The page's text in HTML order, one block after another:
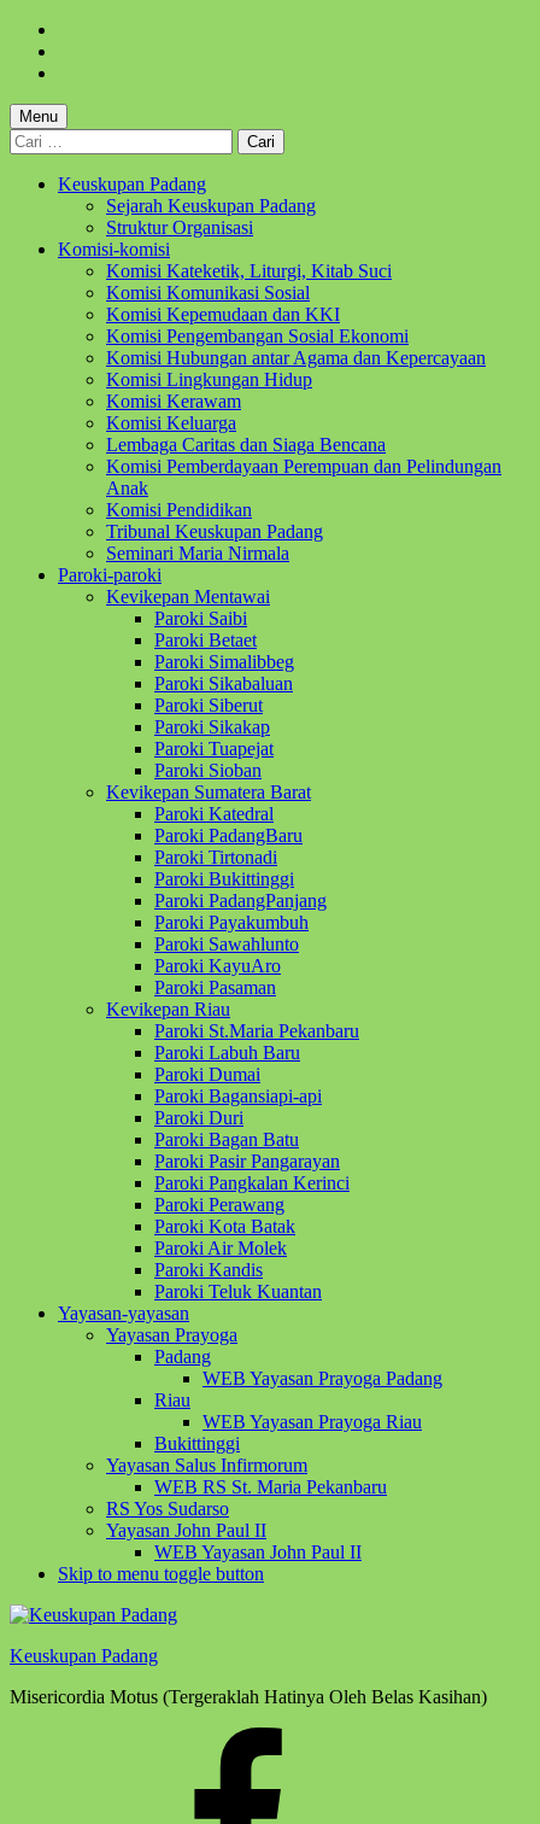
content
footer
Menu
Cari
untuk:
Keuskupan Padang
Sejarah Keuskupan Padang
Struktur Organisasi
Komisi-komisi
Komisi Kateketik, Liturgi, Kitab Suci
Komisi Komunikasi Sosial
Komisi Kepemudaan dan KKI
Komisi Pengembangan Sosial Ekonomi
Komisi Hubungan antar Agama dan Kepercayaan
Komisi Lingkungan Hidup
Komisi Kerawam
Komisi Keluarga
Lembaga Caritas dan Siaga Bencana
Komisi Pemberdayaan Perempuan dan Pelindungan
Anak
Komisi Pendidikan
Tribunal Keuskupan Padang
Seminari Maria Nirmala
Paroki-paroki
Kevikepan Mentawai
Paroki Saibi
Paroki Betaet
Paroki Simalibbeg
Paroki Sikabaluan
Paroki Siberut
Paroki Sikakap
Paroki Tuapejat
Paroki Sioban
Kevikepan Sumatera Barat
Paroki Katedral
Paroki PadangBaru
Paroki Tirtonadi
Paroki Bukittinggi
Paroki PadangPanjang
Paroki Payakumbuh
Paroki Sawahlunto
Paroki KayuAro
Paroki Pasaman
Kevikepan Riau
Paroki St.Maria Pekanbaru
Paroki Labuh Baru
Paroki Dumai
Paroki Bagansiapi-api
Paroki Duri
Paroki Bagan Batu
Paroki Pasir Pangarayan
Paroki Pangkalan Kerinci
Paroki Perawang
Paroki Kota Batak
Paroki Air Molek
Paroki Kandis
Paroki Teluk Kuantan
Yayasan-yayasan
Yayasan Prayoga
Padang
WEB Yayasan Prayoga Padang
Riau
WEB Yayasan Prayoga Riau
Bukittinggi
Yayasan Salus Infirmorum
WEB RS St. Maria Pekanbaru
RS Yos Sudarso
Yayasan John Paul II
WEB Yayasan John Paul II
Skip to menu toggle button
Keuskupan Padang
Misericordia Motus (Tergeraklah Hatinya Oleh Belas Kasihan)